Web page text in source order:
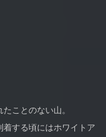
ことのない山。
する頃にはホワイトア